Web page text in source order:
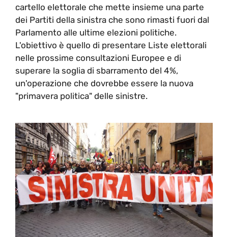
cartello elettorale che mette insieme una parte
dei Partiti della sinistra che sono rimasti fuori dal
Parlamento alle ultime elezioni politiche.
L'obiettivo è quello di presentare Liste elettorali
nelle prossime consultazioni Europee e di
superare la soglia di sbarramento del 4%,
un'operazione che dovrebbe essere la nuova
"primavera politica" delle sinistre.